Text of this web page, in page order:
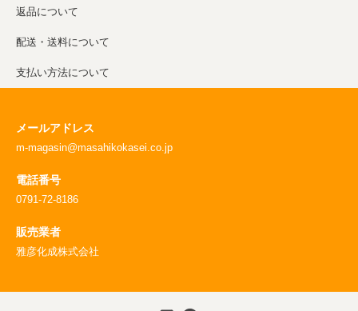
返品について
配送・送料について
支払い方法について
メールアドレス
m-magasin@masahikokasei.co.jp
電話番号
0791-72-8186
販売業者
雅彦化成株式会社